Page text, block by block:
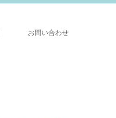
お問い合わせ